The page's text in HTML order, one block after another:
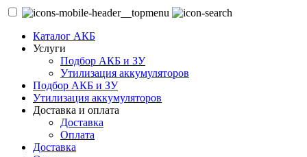
Каталог АКБ
Услуги
Подбор АКБ и ЗУ
Утилизация аккумуляторов
Подбор АКБ и ЗУ
Утилизация аккумуляторов
Доставка и оплата
Доставка
Оплата
Доставка